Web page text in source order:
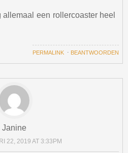
een rollercoaster heel
PERMALINK ⋅ BEANTWOORDEN
Janine
22, 2019 AT 3:33PM